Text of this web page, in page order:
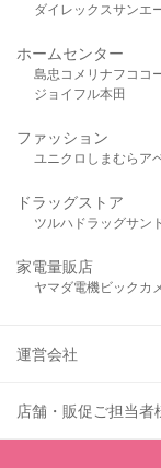
ダイレックスサンエ
ホームセンター
島忠 コメリ ナフコ コ
ジョイフル本田
ファッション
ユニクロ しまむら ア
ドラッグストア
ツルハドラッグサン
家電量販店
ヤマダ電機ビックカ
運営会社
店舗・販促ご担当